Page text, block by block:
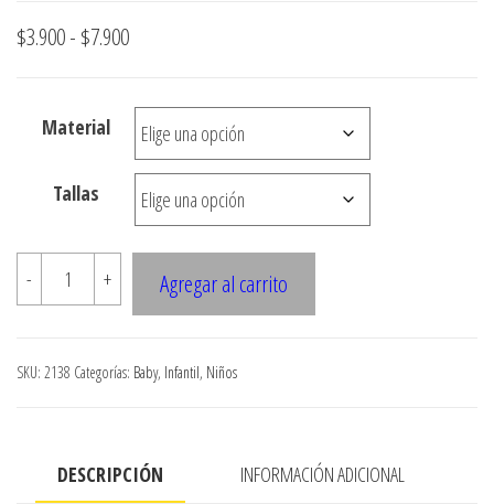
$3.900- $7.900Rango
precios:
desde
$3.900
hasta
$7.900
Material
Tallas
-
2138
cantidad
+ Agregar al carrito
SKU: 2138 Categorías: Baby, Infantil, Niños
DESCRIPCIÓN INFORMACIÓN ADICIONAL